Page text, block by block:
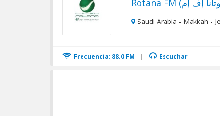
Saudi Arabia - Makkah -
Frecuencia: 88.0 FM | Escuchar